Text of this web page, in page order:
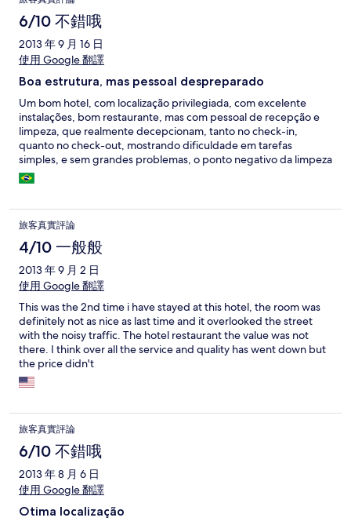
6/10 不錯哦
2013 年 9 月 16 日
使用 Google 翻譯
Boa estrutura, mas pessoal despreparado
Um bom hotel, com localização privilegiada, com excelente
instalações, bom restaurante, mas com pessoal de recepção e
limpeza, que realmente decepcionam, tanto no check-in,
quanto no check-out, mostrando dificuldade em tarefas
simples, e sem grandes problemas, o ponto negativo da limpeza
é acharmos uma barata de porte razoável andando no quarto, o
café da manhã apenas regular completa o cenário, estive em
旅客真實評論
4/10 一般般
2013 年 9 月 2 日
使用 Google 翻譯
This was the 2nd time i have stayed at this hotel, the room was
definitely not as nice as last time and it overlooked the street
with the noisy traffic. The hotel restaurant the value was not
there. I think over all the service and quality has went down but
the price didn't
旅客真實評論
6/10 不錯哦
2013 年 8 月 6 日
使用 Google 翻譯
Otima localização